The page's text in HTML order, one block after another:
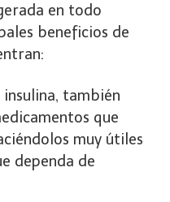
en todo
beneficios de
insulina, también
que
muy útiles
dependa de